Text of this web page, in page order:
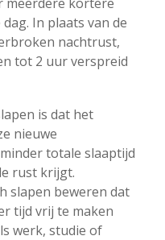
In plaats van de
nachtrust,
tot 2 uur verspreid
is dat het
nieuwe
totale slaaptijd
rust krijgt.
slapen beweren dat
tijd vrij te maken
werk, studie of